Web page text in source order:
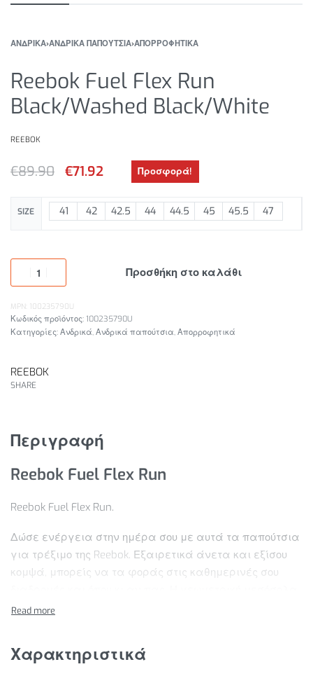
ΑΝΔΡΙΚΑ›ΑΝΔΡΙΚΑ ΠΑΠΟΥΤΣΙΑ›ΑΠΟΡΡΟΦΗΤΙΚΑ
Reebok Fuel Flex Run
Black/Washed Black/White
REEBOK
€89.90 €71.92 Προσφορά!
SIZE 41 42 42.5 44 44.5 45 45.5 47
Προσθήκη στο καλάθι
MPN: 100235790U
100235790U
Κατηγορίες: Ανδρικά, Ανδρικά παπούτσια, Απορροφητικά
REEBOK
SHARE
Περιγραφή
Reebok Fuel Flex Run
Reebok Fuel Flex Run.
Δώσε ενέργεια στην ημέρα σου με αυτά τα παπούτσια
για τρέξιμο της Reebok. Εξαιρετικά άνετα και εξίσου
κομψά, μπορείς να τα φοράς στις καθημερινές σου
Fuel Flex προσφέρει επιστροφή ενέργειας από τη
Χαρακτηριστικά